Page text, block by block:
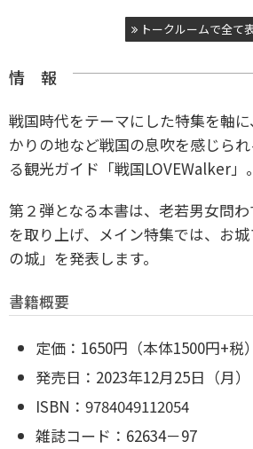
トークルームで全て
情 報
戦国時代をテーマにした特集を軸
かりの地など戦国の息吹を感じら
る観光ガイド「戦国LOVEWalker」。
第２弾となる本書は、老若男女問わ
を取り上げ、メイン特集では、お
の城」を発表します。
書籍概要
定価：1650円（本体1500円+税）
発売日：2023年12月25日（月）
ISBN：9784049112054
雑誌コード：62634－97